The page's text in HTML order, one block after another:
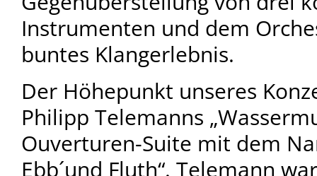
Instrumenten und dem
buntes Klangerlebnis.
Der Höhepunkt unseres
Philipp Telemanns
Ouverturen-Suite mit dem
Ebb´und Fluth“. Telemann